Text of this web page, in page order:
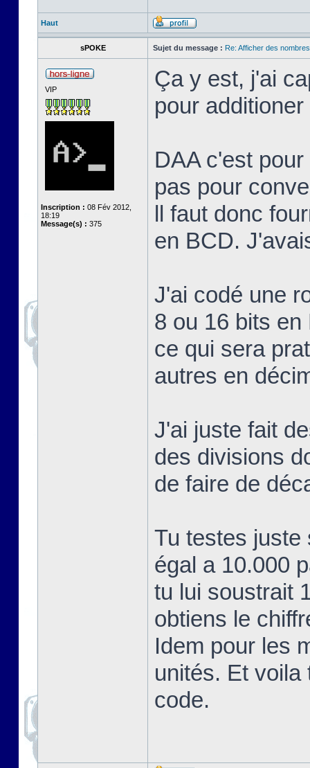
Haut
sPOKE Sujet du message : Re: Afficher des
VIP
Inscription : 08 Fév 2012,
18:19
Message(s) : 375
Ça y est, j'ai
pour
DAA c'est
pas pour
ll faut donc
en BCD.
J'ai codé une
8 ou 16 bits en
ce qui sera
autres en
J'ai juste fait
des divisions
de faire de
Tu testes juste
égal a 10.000
tu lui soustrait
obtiens le
Idem pour les
unités. Et voila
code.